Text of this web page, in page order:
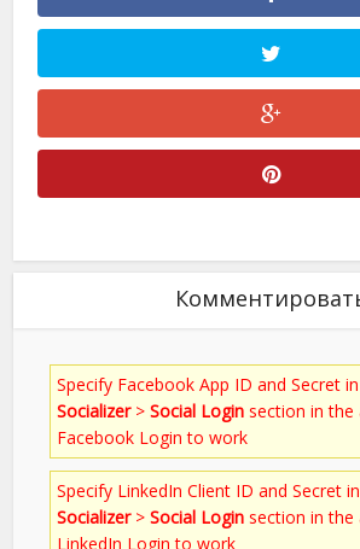
Specify Facebook App ID and Secret
Socializer>Social Login section in
Facebook Login to work
Specify LinkedIn Client ID and Secret
Socializer>Social Login section in
LinkedIn Login to work